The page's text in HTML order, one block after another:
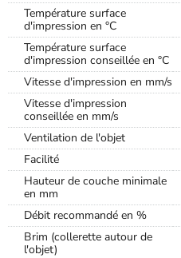
Température surface
d'impression en °C
Température surface
d'impression conseillée en °C
Vitesse d'impression en mm/s
Vitesse d'impression
conseillée en mm/s
Ventilation de l'objet
Facilité
Hauteur de couche minimale
en mm
Débit recommandé en %
Brim (collerette autour de
l'objet)